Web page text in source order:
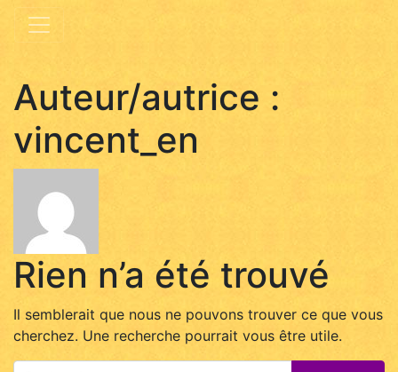
Auteur/autrice :
vincent_en
Rien n’a été trouvé
Il semblerait que nous ne pouvons trouver ce que vous
cherchez. Une recherche pourrait vous être utile.